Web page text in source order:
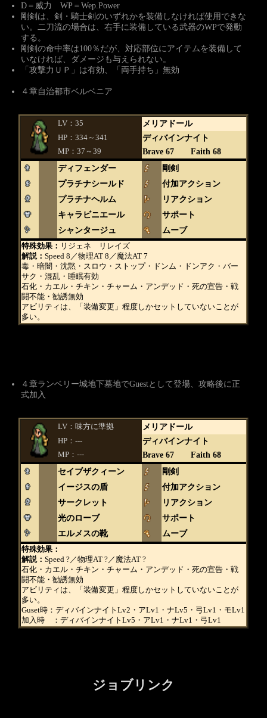
D＝威力 WP＝Wep.Power
剛剣は、剣・騎士剣のいずれかを装備しなければ使用できな
い。二刀流の場合は、右手に装備している武器のWPで発動
する。
剛剣の命中率は100％だが、対応部位にアイテムを装備して
いなければ、ダメージも与えられない。
「攻撃力ＵＰ」は有効、「両手持ち」無効
４章自治都市ベルベニア
LV：35 メリアドール
HP：334～341 ディバインナイト
MP：37～39
Brave 67 Faith 68
ディフェンダー
剛剣
プラチナシールド
付加アクション
プラチナヘルム
リアクション
キャラビニエール
サポート
シャンタージュ
ムーブ
特殊効果： リジェネ リレイズ
解説： Speed 8／物理AT 8／魔法AT 7
毒・暗闇・沈黙・スロウ・ストップ・ドンム・ドンアク・バー
サク・混乱・睡眠有効
石化・カエル・チキン・チャーム・アンデッド・死の宣告・戦
闘不能・勧誘無効
アビリティは、「装備変更」程度しかセットしていないことが
多い。
４章ランベリー城地下墓地でGuestとして登場、攻略後に正
式加入
LV：味方に準拠 メリアドール
HP：--- ディバインナイト
MP：---
Brave 67 Faith 68
セイブザクィーン
剛剣
イージスの盾
付加アクション
サークレット
リアクション
光のローブ
サポート
エルメスの靴
ムーブ
特殊効果：
解説： Speed ?／物理AT ?／魔法AT ?
石化・カエル・チキン・チャーム・アンデッド・死の宣告・戦
闘不能・勧誘無効
アビリティは、「装備変更」程度しかセットしていないことが
多い。
Guset時：ディバインナイトLv2・アLv1・ナLv5・弓Lv1・モLv1
加入時 ：ディバインナイトLv5・アLv1・ナLv1・弓Lv1
ジョブリンク